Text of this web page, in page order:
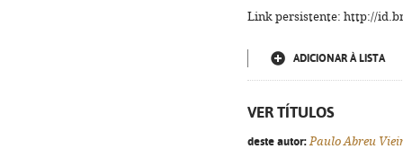
Link persistente: http://
ADICIONAR À LISTA
VER TÍTULOS
deste autor: Paulo Abreu